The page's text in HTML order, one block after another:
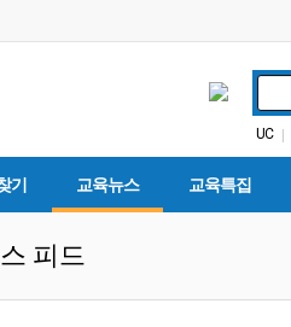
UC |
기 교육뉴스 교육특집
피드